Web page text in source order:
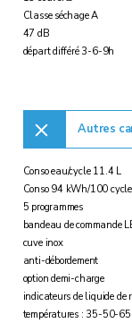
Classe séchage A
47 dB
départ différé 3-6-9h
Autres
Conso eau/cycle 11.4 L
Conso 94 kWh/100
5 programmes
bandeau de commande
cuve inox
anti-débordement
option demi-charge
indicateurs de liquide de
températures : 35-50-